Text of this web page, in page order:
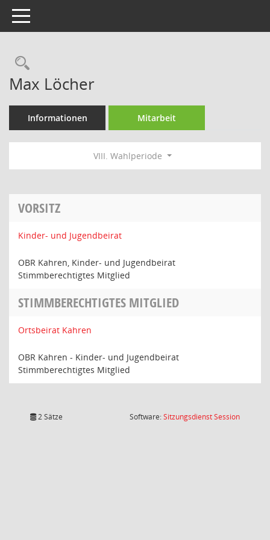
Toggle navigation
Rechercheauswahl
Max Löcher
Informationen Mitarbeit
VIII. Wahlperiode
VORSITZ
Kinder- und Jugendbeirat
OBR Kahren, Kinder- und Jugendbeirat
Stimmberechtigtes Mitglied
STIMMBERECHTIGTES MITGLIED
Ortsbeirat Kahren
OBR Kahren - Kinder- und Jugendbeirat
Stimmberechtigtes Mitglied
2 Sätze Software:SitzungsdienstSession(Wird in